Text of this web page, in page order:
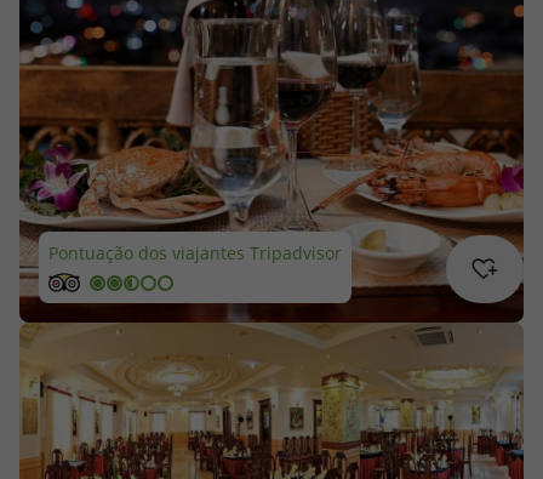
Promoções
Especialistas
Cheque Viagem
Rede de Lojas
Blog TopViagens
Área de Cliente
Pontuação dos viajantes Tripadvisor